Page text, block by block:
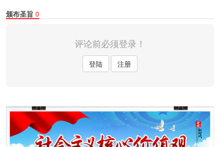
颁布圣旨 0
评论前必须登录！
登陆 注册